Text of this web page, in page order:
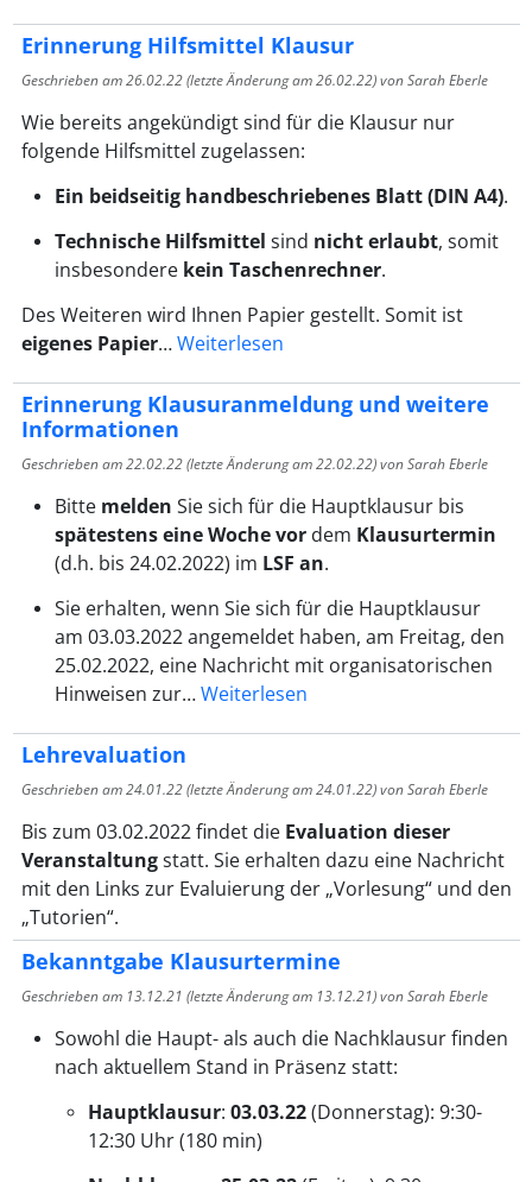
Erinnerung Hilfsmittel Klausur
Geschrieben am26.02.22(letzte Änderung am26.02.22) von Sarah Eberle
Wie bereits angekündigt sind für die Klausur nur
folgende Hilfsmittel zugelassen:
Ein beidseitig handbeschriebenes Blatt (DIN A4).
Technische Hilfsmittel sind nicht erlaubt, somit
insbesonderekein Taschenrechner.
Des Weiteren wird Ihnen Papier gestellt. Somit ist
eigenes Papier…Weiterlesen
Erinnerung Klausuranmeldung und weitere
Informationen
Geschrieben am22.02.22(letzte Änderung am22.02.22) von Sarah Eberle
Bitte melden Sie sich für die Hauptklausur bis
spätestens eine Woche vordem Klausurtermin
(d.h. bis 24.02.2022) im LSF an.
Sie erhalten, wenn Sie sich für die Hauptklausur
am 03.03.2022 angemeldet haben, am Freitag, den
25.02.2022, eine Nachricht mit organisatorischen
Hinweisen zur…Weiterlesen
Lehrevaluation
Geschrieben am24.01.22(letzte Änderung am24.01.22) von Sarah Eberle
Bis zum 03.02.2022 findet die Evaluation dieser
Veranstaltungstatt. Sie erhalten dazu eine Nachricht
mit den Links zur Evaluierung der „Vorlesung“ und den
„Tutorien“.
Bekanntgabe Klausurtermine
Geschrieben am 13.12.21 (letzte Änderung am 13.12.21) von Sarah Eberle
Sowohl die Haupt- als auch die Nachklausur finden
nach aktuellem Stand in Präsenz statt:
Hauptklausur: 03.03.22(Donnerstag): 9:30-
12:30 Uhr (180 min)